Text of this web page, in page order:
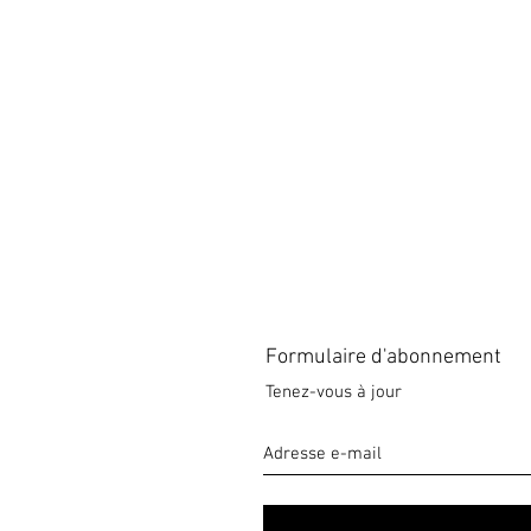
Formulaire d'abonnement
Tenez-vous à jour